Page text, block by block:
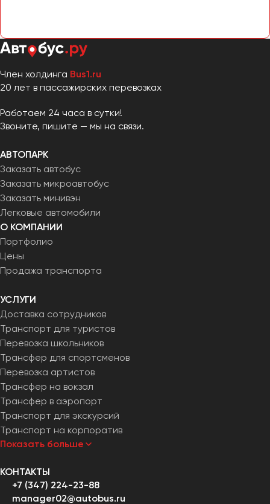
Член холдинга Bus1.ru
20 лет в пассажирских перевозках
Работаем 24 часа в сутки!
Звоните, пишите — мы на связи.
АВТОПАРК
Заказать автобус
Заказать микроавтобус
Заказать минивэн
Легковые автомобили
О КОМПАНИИ
Портфолио
Цены
Продажа транспорта
УСЛУГИ
Доставка сотрудников
Транспорт для туристов
Перевозка школьников
Трансфер для спортсменов
Перевозка артистов
Трансфер на вокзал
Трансфер в аэропорт
Транспорт для экскурсий
Транспорт на корпоратив
Показать больше
КОНТАКТЫ
+7 (347) 224-23-88
manager02@autobus.ru
Ялта